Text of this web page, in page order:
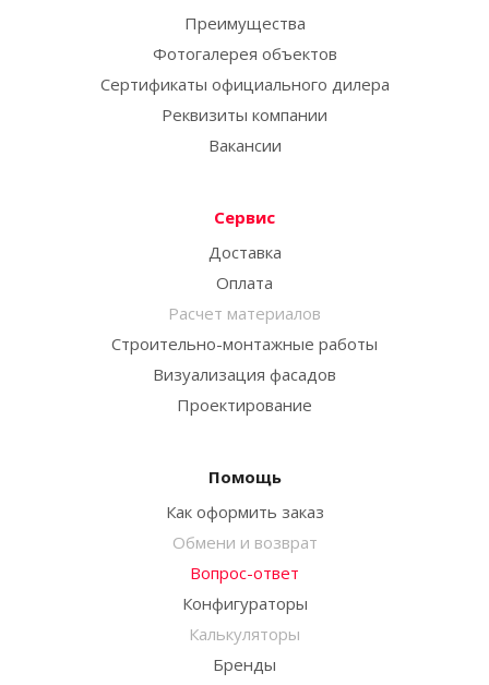
Преимущества
Фотогалерея объектов
Сертификаты официального дилера
Реквизиты компании
Вакансии
Сервис
Доставка
Оплата
Расчет материалов
Строительно-монтажные работы
Визуализация фасадов
Проектирование
Помощь
Как оформить заказ
Обмени и возврат
Вопрос-ответ
Конфигураторы
Калькуляторы
Бренды